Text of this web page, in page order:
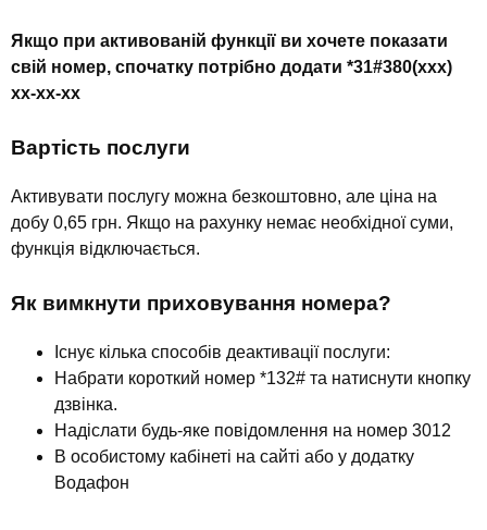
Якщо при активованій функції ви хочете показати
свій номер, спочатку потрібно додати *31#380(xxx)
xx-xx-xx
Вартість послуги
Активувати послугу можна безкоштовно, але ціна на
добу 0,65 грн. Якщо на рахунку немає необхідної суми,
функція відключається.
Як вимкнути приховування номера?
Існує кілька способів деактивації послуги:
Набрати короткий номер *132# та натиснути кнопку
дзвінка.
Надіслати будь-яке повідомлення на номер 3012
В особистому кабінеті на сайті або у додатку
Водафон